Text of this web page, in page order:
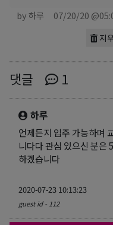
by 하루 07/20/20
지
댓글 1
하루
언제든지 입주 가능하며
니다다 관심 있으신 분은
하겠습니다
2020-07-23 10:13:23
guest id - 112